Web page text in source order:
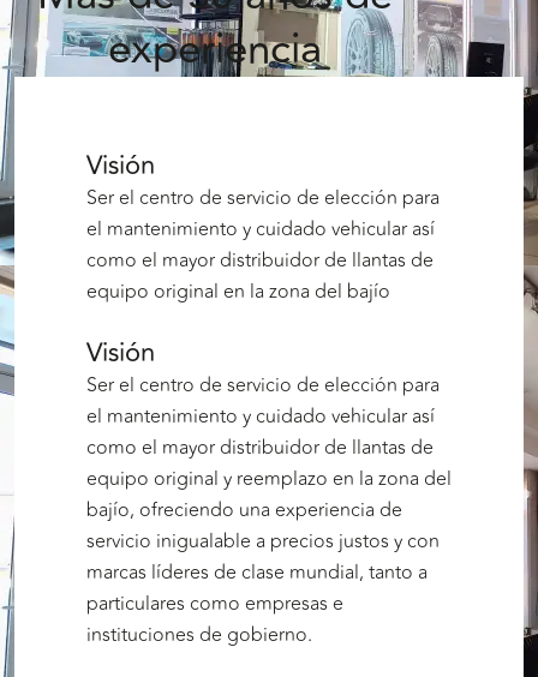
experiencia
Visión
Ser el centro de servicio de elección para
el mantenimiento y cuidado vehicular así
como el mayor distribuidor de llantas de
equipo original en la zona del bajío
Visión
Ser el centro de servicio de elección para
el mantenimiento y cuidado vehicular así
como el mayor distribuidor de llantas de
equipo original y reemplazo en la zona del
bajío, ofreciendo una experiencia de
servicio inigualable a precios justos y con
marcas líderes de clase mundial, tanto a
particulares como empresas e
instituciones de gobierno.